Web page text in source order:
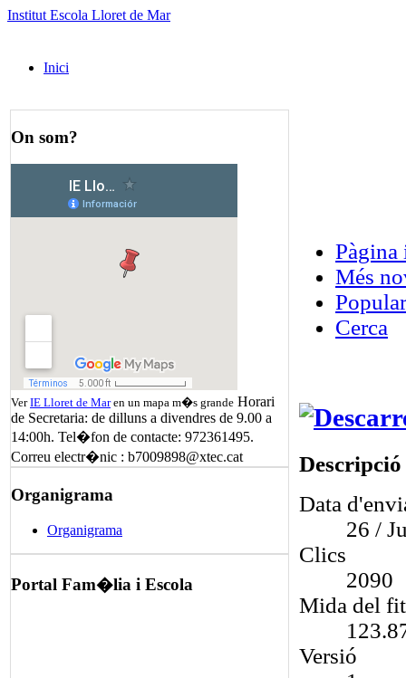
Institut Escola Lloret de Mar
Inici
On som?
VerIE Lloret de Maren un mapa m�s grande Horari
de Secretaria: de dilluns a divendres de 9.00 a
14:00h. Tel�fon de contacte: 972361495.
Correu electr�nic : b7009898@xtec.cat
Organigrama
Organigrama
Portal Fam�lia i Escola
Pàgina
Més
Popular
Cerca
Descripció
Data
26 /
Clics
2090
Mida del
Versió